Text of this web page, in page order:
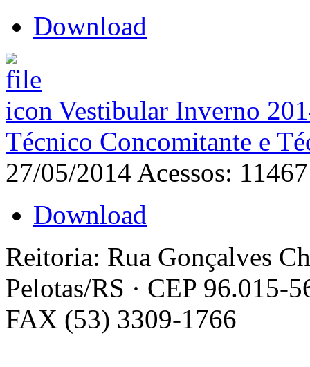
Download
Vestibular Inverno
Técnico Concomitante e
27/05/2014 Acessos: 11467
Download
Reitoria: Rua Gonçalves
Pelotas/RS · CEP 96.015-
FAX (53) 3309-1766